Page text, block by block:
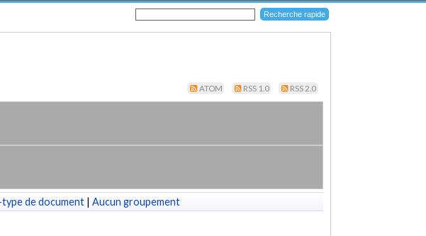
ATOM RSS 1.0 RSS 2.0
de document | Aucun groupement